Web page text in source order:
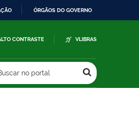
ÓRGÃOS DO GOVERNO
CONTRASTE VLIBRAS
no portal